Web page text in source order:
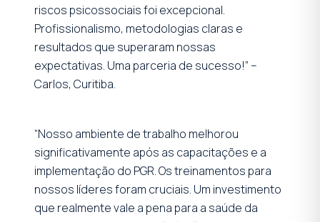
riscos psicossociais foi excepcional.
Profissionalismo, metodologias claras e
resultados que superaram nossas
expectativas. Uma parceria de sucesso!” –
Carlos, Curitiba.
“Nosso ambiente de trabalho melhorou
significativamente após as capacitações e a
implementação do PGR. Os treinamentos para
nossos líderes foram cruciais. Um investimento
que realmente vale a pena para a saúde da